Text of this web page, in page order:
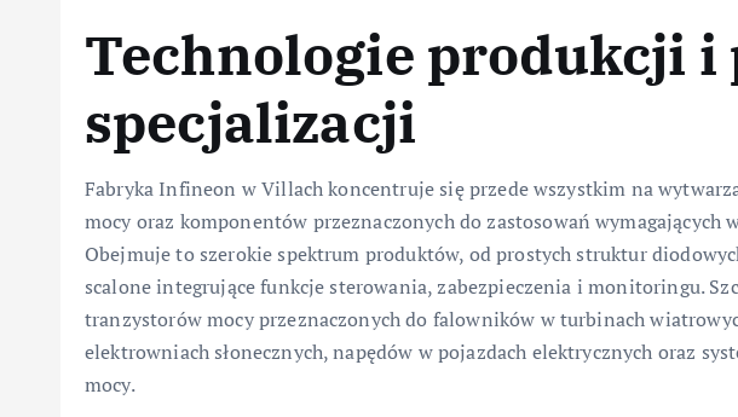
Technologie produkcji
specjalizacji
Fabryka Infineon w Villach koncentruje się przede wszystkim na
mocy oraz komponentów przeznaczonych do zastosowań wymagających
Obejmuje to szerokie spektrum produktów, od prostych struktur
scalone integrujące funkcje sterowania, zabezpieczenia i monitoringu.
tranzystorów mocy przeznaczonych do falowników w turbinach
elektrowniach słonecznych, napędów w pojazdach elektrycznych oraz
mocy.